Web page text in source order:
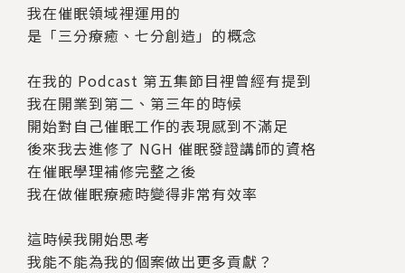
我在催眠領域裡運用的
是「三分療癒、七分創造」的概念
在我的 Podcast 第五集節目裡曾經有提到
我在開業到第二、第三年的時候
開始對自己催眠工作的表現感到不滿足
後來我去進修了 NGH 催眠發證講師的資格
在催眠學理補修完整之後
我在做催眠療癒時變得非常有效率
這時候我開始思考
我能不能為我的個案做出更多貢獻？